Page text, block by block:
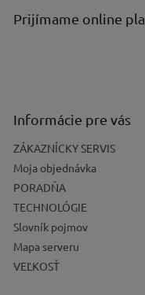
Prijímame online
Informácie pre vás
ZÁKAZNÍCKY SERVIS
Moja objednávka
PORADŇA
TECHNOLÓGIE
Slovník pojmov
Mapa serveru
VEĽKOSŤ